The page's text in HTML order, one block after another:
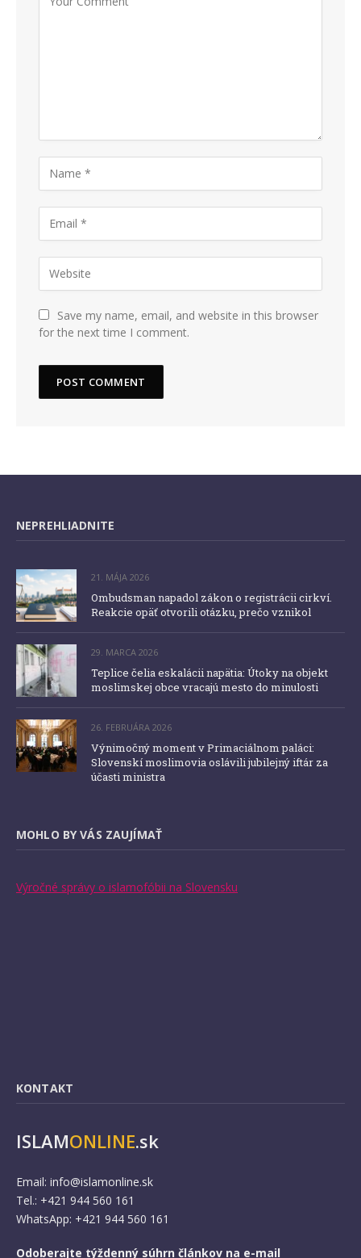
Save my name, email, and website in this browser
for the next time I comment.
NEPREHLIADNITE
21. MÁJA 2026
Ombudsman napadol zákon o registrácii cirkví.
Reakcie opäť otvorili otázku, prečo vznikol
29. MARCA 2026
Teplice čelia eskalácii napätia: Útoky na objekt
moslimskej obce vracajú mesto do minulosti
26. FEBRUÁRA 2026
Výnimočný moment v Primaciálnom paláci:
Slovenskí moslimovia oslávili jubilejný iftár za
účasti ministra
MOHLO BY VÁS ZAUJÍMAŤ
Výročné správy o islamofóbii na Slovensku
KONTAKT
ISLAMONLINE.sk
Email: info@islamonline.sk
Tel.: +421 944 560 161
WhatsApp: +421 944 560 161
Odoberajte týždenný súhrn článkov na e-mail